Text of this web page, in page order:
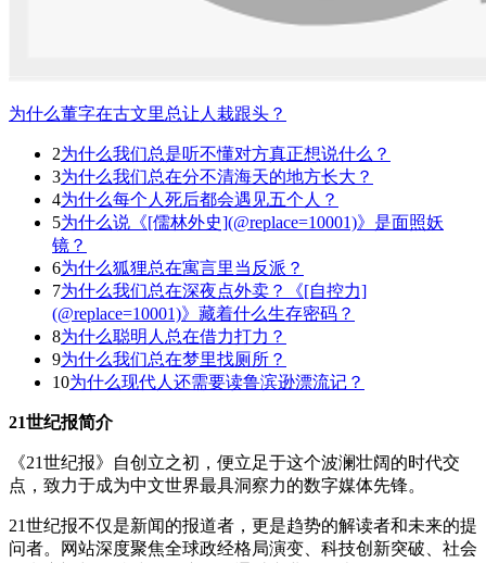
为什么董字在古文里总让人栽跟头？
2为什么我们总是听不懂对方真正想说什么？
3为什么我们总在分不清海天的地方长大？
4为什么每个人死后都会遇见五个人？
5为什么说《[儒林外史](@replace=10001)》是面照妖
镜？
6为什么狐狸总在寓言里当反派？
7为什么我们总在深夜点外卖？《[自控力]
(@replace=10001)》藏着什么生存密码？
8为什么聪明人总在借力打力？
9为什么我们总在梦里找厕所？
10为什么现代人还需要读鲁滨逊漂流记？
21世纪报简介
《21世纪报》自创立之初，便立足于这个波澜壮阔的时代交
点，致力于成为中文世界最具洞察力的数字媒体先锋。
21世纪报不仅是新闻的报道者，更是趋势的解读者和未来的提
问者。网站深度聚焦全球政经格局演变、科技创新突破、社会